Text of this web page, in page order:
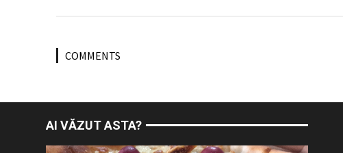
COMMENTS
AI VĂZUT ASTA?